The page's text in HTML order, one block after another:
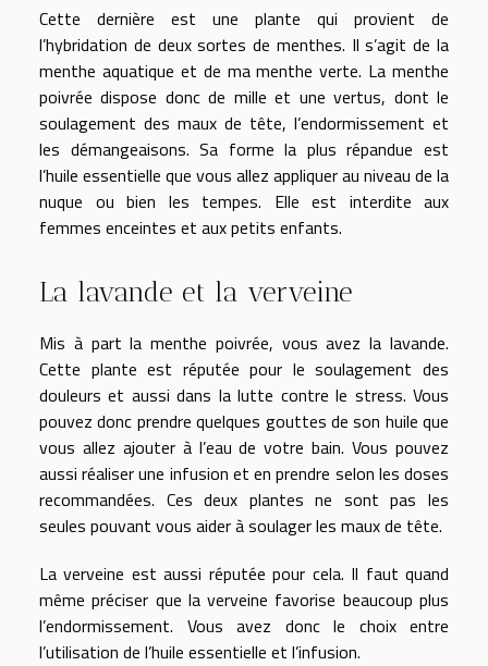
Cette dernière est une plante qui provient de
l’hybridation de deux sortes de menthes. Il s’agit de la
menthe aquatique et de ma menthe verte. La menthe
poivrée dispose donc de mille et une vertus, dont le
soulagement des maux de tête, l’endormissement et
les démangeaisons. Sa forme la plus répandue est
l’huile essentielle que vous allez appliquer au niveau de la
nuque ou bien les tempes. Elle est interdite aux
femmes enceintes et aux petits enfants.
La lavande et la verveine
Mis à part la menthe poivrée, vous avez la lavande.
Cette plante est réputée pour le soulagement des
douleurs et aussi dans la lutte contre le stress. Vous
pouvez donc prendre quelques gouttes de son huile que
vous allez ajouter à l’eau de votre bain. Vous pouvez
aussi réaliser une infusion et en prendre selon les doses
recommandées. Ces deux plantes ne sont pas les
seules pouvant vous aider à soulager les maux de tête.
La verveine est aussi réputée pour cela. Il faut quand
même préciser que la verveine favorise beaucoup plus
l’endormissement. Vous avez donc le choix entre
l’utilisation de l’huile essentielle et l’infusion.